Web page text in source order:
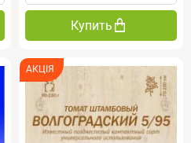
Купить
АКЦІЯ